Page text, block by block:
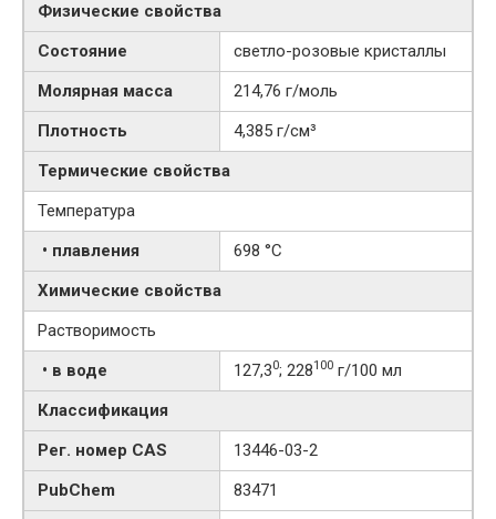
Физические свойства
Состояние
светло-розовые кристаллы
Молярная масса
214,76 г/моль
Плотность
4,385 г/см³
Термические свойства
Температура
• плавления
698 °C
Химические свойства
Растворимость
• в воде
127,30; 228100 г/100 мл
Классификация
Рег. номер CAS
13446-03-2
PubChem
83471